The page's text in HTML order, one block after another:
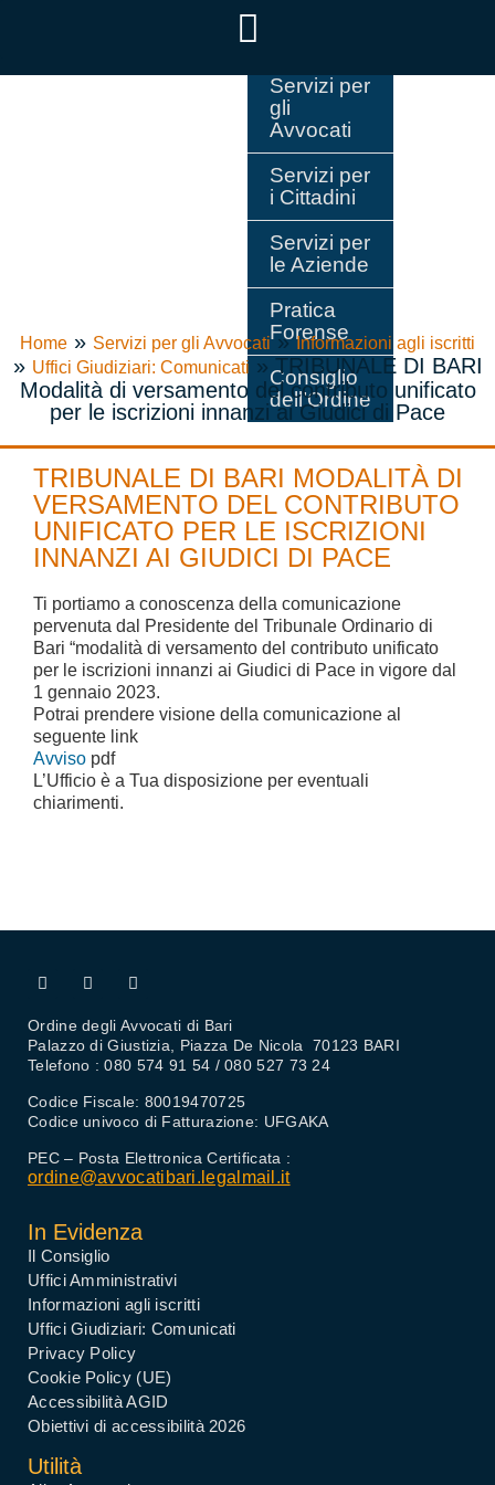
Servizi per
gli
Avvocati
Servizi per
i Cittadini
Servizi per
le Aziende
Pratica
Forense
Consiglio
dell’Ordine
Home » Servizi per gli Avvocati»Informazioni agli iscritti
» Uffici Giudiziari: Comunicati »TRIBUNALE DI BARI
Modalità di versamento del contributo unificato
per le iscrizioni innanzi ai Giudici di Pace
TRIBUNALE DI BARI MODALITÀ DI
VERSAMENTO DEL CONTRIBUTO
UNIFICATO PER LE ISCRIZIONI
INNANZI AI GIUDICI DI PACE
Ti portiamo a conoscenza della comunicazione
pervenuta dal Presidente del Tribunale Ordinario di
Bari “modalità di versamento del contributo unificato
per le iscrizioni innanzi ai Giudici di Pace in vigore dal
1 gennaio 2023.
Potrai prendere visione della comunicazione al
seguente link
Avviso pdf
L’Ufficio è a Tua disposizione per eventuali
chiarimenti.
Ordine degli Avvocati di Bari
Palazzo di Giustizia, Piazza De Nicola 70123 BARI
Telefono : 080 574 91 54 / 080 527 73 24
Codice Fiscale: 80019470725
Codice univoco di Fatturazione: UFGAKA
PEC – Posta Elettronica Certificata :
ordine@avvocatibari.legalmail.it
In Evidenza
Il Consiglio
Uffici Amministrativi
Informazioni agli iscritti
Uffici Giudiziari: Comunicati
Privacy Policy
Cookie Policy (UE)
Accessibilità AGID
Obiettivi di accessibilità 2026
Utilità